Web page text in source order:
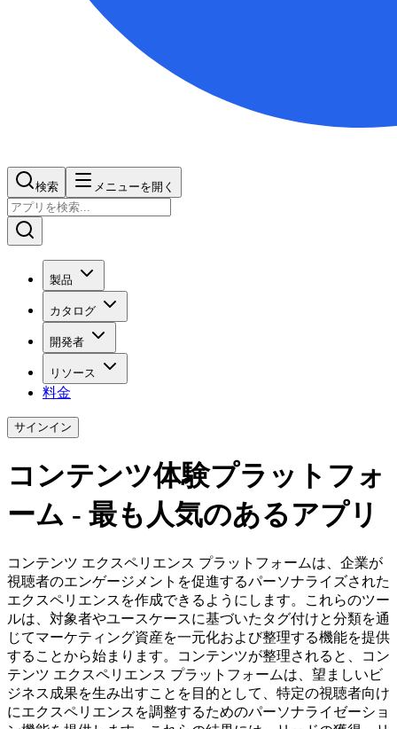
検索 メニューを開く
製品
カタログ
開発者
リソース
料金
サインイン
コンテンツ体験プラットフォ
ーム - 最も人気のあるアプリ
コンテンツ エクスペリエンス プラットフォームは、企業が
視聴者のエンゲージメントを促進するパーソナライズされた
エクスペリエンスを作成できるようにします。これらのツー
ルは、対象者やユースケースに基づいたタグ付けと分類を通
じてマーケティング資産を一元化および整理する機能を提供
することから始まります。コンテンツが整理されると、コン
テンツ エクスペリエンス プラットフォームは、望ましいビ
ジネス成果を生み出すことを目的として、特定の視聴者向け
にエクスペリエンスを調整するためのパーソナライゼーショ